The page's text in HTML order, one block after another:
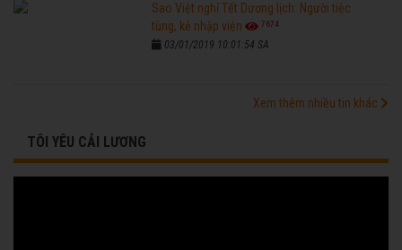
Sao Việt nghỉ Tết Dương lịch: Người tiệc
tùng, kẻ nhập viện
7674
03/01/2019 10:01:54 SA
Xem thêm nhiều tin khác
TÔI YÊU CẢI LƯƠNG